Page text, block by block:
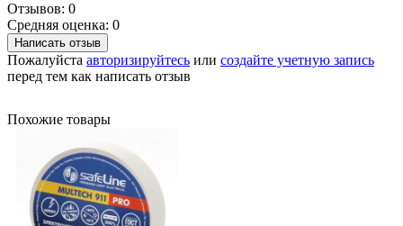
Отзывов: 0
Средняя оценка: 0
Написать отзыв
Пожалуйста авторизируйтесь или создайте учетную запись
перед тем как написать отзыв
Похожие товары